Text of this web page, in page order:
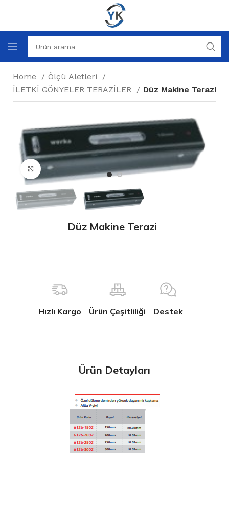
Home
Ölçü Aletleri
İLETKİ GÖNYELER TERAZİLER
Düz Makine Terazi
Büyütmek için tıklayın
Düz Makine Terazi
Hızlı Kargo Ürün Çeşitliliği Destek
Ürün Detayları